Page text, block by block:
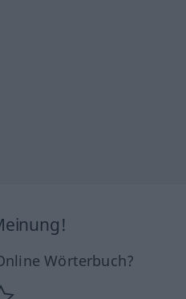
Wörterbuch?